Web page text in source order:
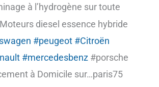
à l’hydrogène sur toute
diesel essence hybride
#peugeot #Citroën
#mercedesbenz #porsche
à Domicile sur…paris75